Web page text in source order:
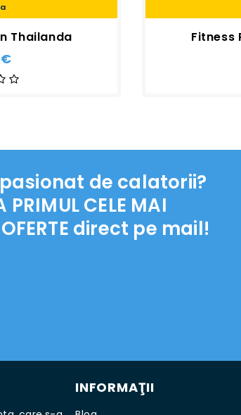
Thailanda Fitness
de calatorii?
PRIMUL CELE MAI
direct pe mail!
INFORMAŢII